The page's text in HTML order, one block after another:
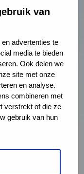
van
advertenties te
media te bieden
Ook delen we
site met onze
en analyse.
combineren met
verstrekt of die ze
gebruik van hun